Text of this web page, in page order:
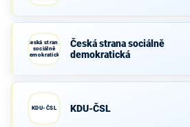
Česká strana
sociálně
demokratická
Česká strana sociálně
demokratická
KDU-ČSL KDU-ČSL